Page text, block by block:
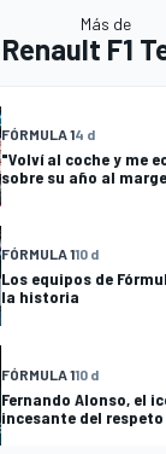
Más de
Renault F1
FÓRMULA 14 d
"Volví al coche y me
sobre su año al
FÓRMULA 110 d
Los equipos de
la historia
FÓRMULA 110 d
Fernando Alonso, el
incesante del respeto